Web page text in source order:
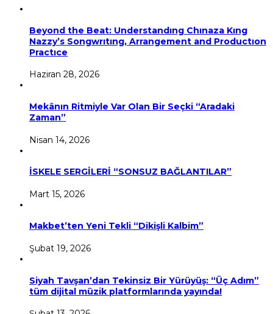
Beyond the Beat: Understandıng Chınaza Kıng
Nazzy’s Songwrıtıng, Arrangement and Productıon
Practıce
Haziran 28, 2026
Mekânın Ritmiyle Var Olan Bir Seçki “Aradaki
Zaman”
Nisan 14, 2026
İSKELE SERGİLERİ “SONSUZ BAĞLANTILAR”
Mart 15, 2026
Makbet’ten Yeni Tekli “Dikişli Kalbim”
Şubat 19, 2026
Siyah Tavşan’dan Tekinsiz Bir Yürüyüş: “Üç Adım”
tüm dijital müzik platformlarında yayında!